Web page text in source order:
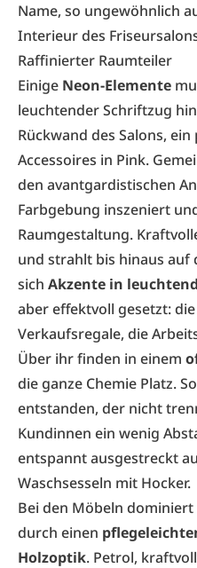
Name, so ungewöhnlich
Interieur des
Raffinierter Raumteiler
Einige Neon-Elemente
leuchtender Schriftzug
Rückwand des Salons,
Accessoires in Pink.
den avantgardistischen
Farbgebung inszeniert
Raumgestaltung.
und strahlt bis hinaus auf
sich Akzente in
aber effektvoll gesetzt:
Verkaufsregale, die
Über ihr finden in einem
die ganze Chemie Platz.
entstanden, der nicht
Kundinnen ein wenig
entspannt ausgestreckt
Waschsesseln mit Hocker.
Bei den Möbeln
durch einen
Holzoptik. Petrol,